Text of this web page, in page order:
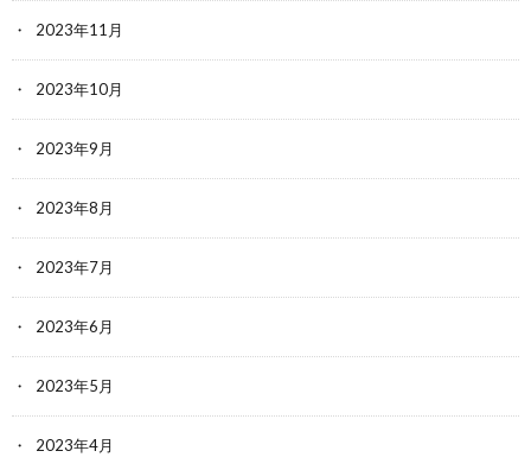
2023年11月
2023年10月
2023年9月
2023年8月
2023年7月
2023年6月
2023年5月
2023年4月